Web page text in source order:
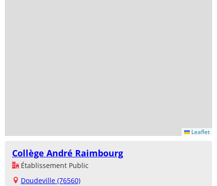
Leaflet
Collège André Raimbourg
Établissement Public
Doudeville (76560)